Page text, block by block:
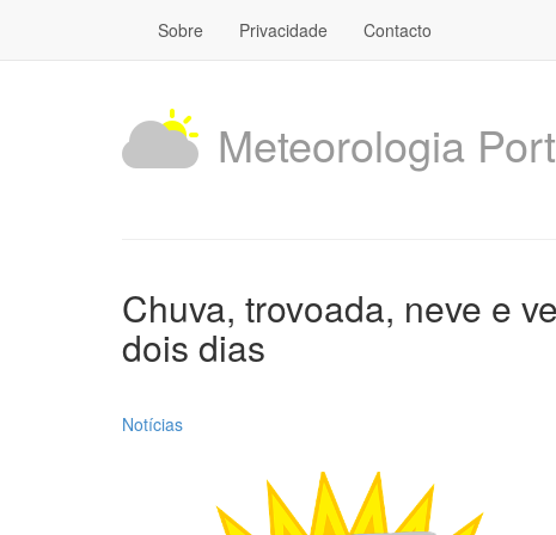
Sobre Privacidade Contacto
Meteorologia
Chuva, trovoada, neve e
dois dias
Notícias